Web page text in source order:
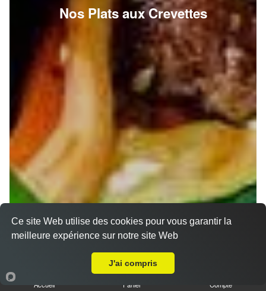
Nos Plats aux Crevettes
Accueil Panier Compte
Ce site Web utilise des cookies pour vous garantir la
meilleure expérience sur notre site Web
J'ai compris